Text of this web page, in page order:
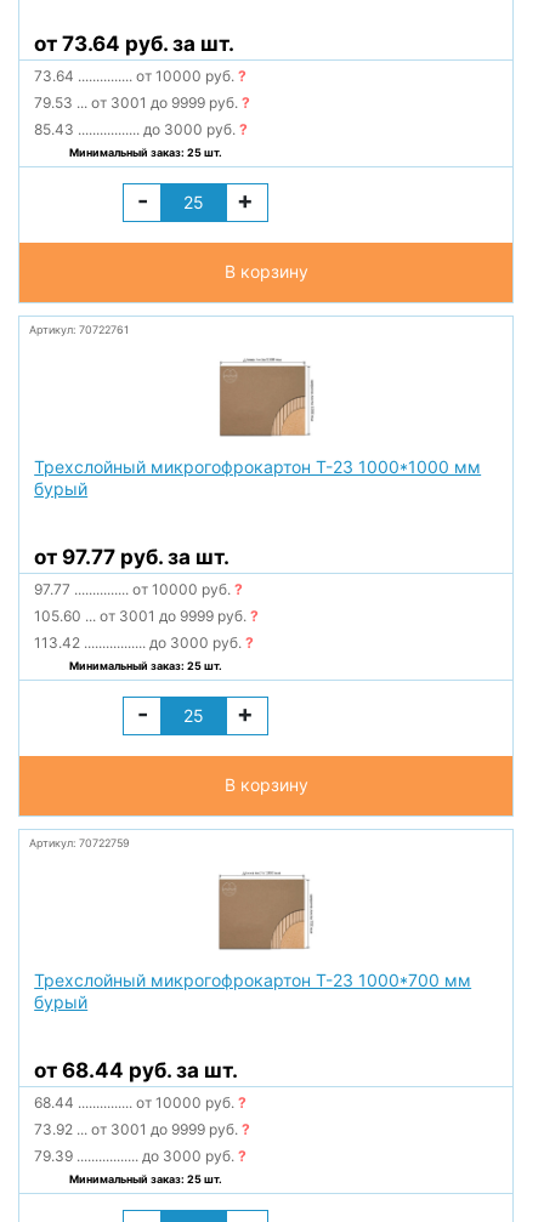
от 73.64 руб. за шт.
73.64 ............... от 10000 руб.?
79.53 ... от 3001 до 9999 руб.?
85.43 ................. до 3000 руб.?
Минимальный заказ: 25 шт.
- +
В корзину
Артикул: 70722761
Трехслойный микрогофрокартон Т-23 1000*1000 мм
бурый
от 97.77 руб. за шт.
97.77 ............... от 10000 руб.?
105.60 ... от 3001 до 9999 руб.?
113.42 ................. до 3000 руб.?
Минимальный заказ: 25 шт.
- +
В корзину
Артикул: 70722759
Трехслойный микрогофрокартон Т-23 1000*700 мм
бурый
от 68.44 руб. за шт.
68.44 ............... от 10000 руб.?
73.92 ... от 3001 до 9999 руб.?
79.39 ................. до 3000 руб.?
Минимальный заказ: 25 шт.